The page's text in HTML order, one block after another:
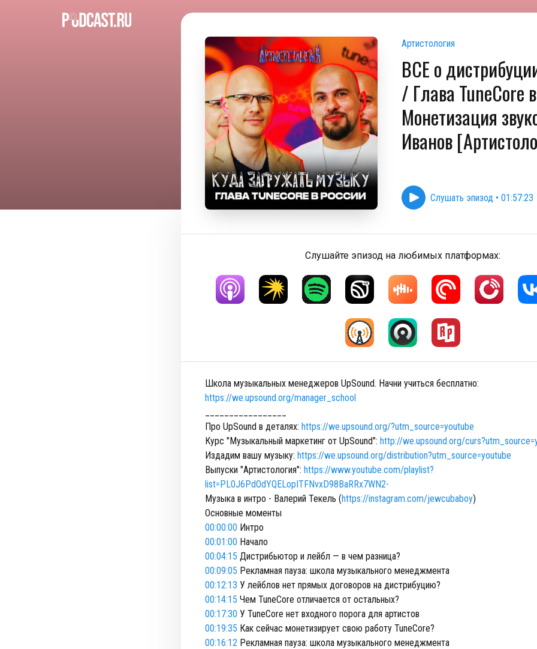
Артистология
ВСЕ о
/ Глава TuneCore
Монетизация
Иванов
Слушать эпизод • 01:57:23
Слушайте эпизод на любимых платформах:
Школа музыкальных менеджеров UpSound. Начни учиться бесплатно:
https://we.upsound.org/manager_school
Про UpSound в деталях: https://we.upsound.org/?utm_source=youtube
Курс "Музыкальный маркетинг от UpSound": http://we.upsound.org/
Издадим вашу музыку: https://we.upsound.org/distribution?utm_source=youtube
Выпуски "Артистология": https://www.youtube.com/playlist?
list=PL0J6PdOdYQELopITFNvxD98BaRRx7WN2-
Музыка в интро - Валерий Текель (https://instagram.com/jewcubaboy)
Основные моменты
00:00:00 Интро
00:01:00 Начало
00:04:15 Дистрибьютор и лейбл — в чем разница?
00:09:05 Рекламная пауза: школа музыкального менеджмента
00:12:13 У лейблов нет прямых договоров на дистрибуцию?
00:14:15 Чем TuneCore отличается от остальных?
00:17:30 У TuneCore нет входного порога для артистов
00:19:35 Как сейчас монетизирует свою работу TuneCore?
00:16:12 Рекламная пауза: школа музыкального менеджмента